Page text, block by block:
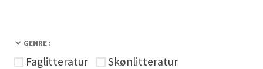
GENRE :
Faglitteratur Skønlitteratur